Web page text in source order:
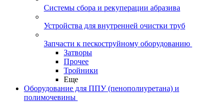
Системы сбора и рекуперации абразива
Устройства для внутренней очистки труб
Запчасти к пескоструйному оборудованию
Затворы
Прочее
Тройники
Еще
Оборудование для ППУ (пенополиуретана) и
полимочевины